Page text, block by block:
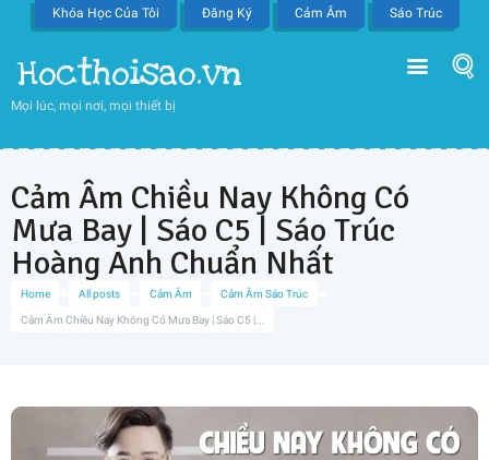
Khóa Học Của Tôi Đăng Ký Cảm Âm Sáo Trúc
Hocthoisao.vn
Mọi lúc, mọi nơi, mọi thiết bị
Home All posts Cảm Âm Cảm Âm Sáo Trúc
Cảm Âm Chiều Nay Không Có Mưa Bay | Sáo C5 |...
Cảm Âm Chiều Nay Không Có
Mưa Bay | Sáo C5 | Sáo Trúc
Hoàng Anh Chuẩn Nhất